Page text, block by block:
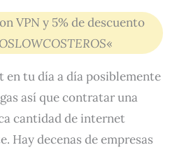
VPN y 5% de descuento
«
en tu día a día posiblemente
así que contratar una
cantidad de internet
Hay decenas de empresas